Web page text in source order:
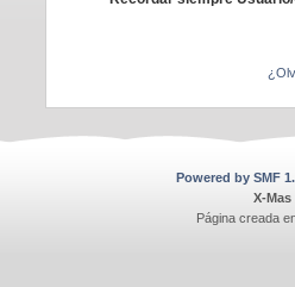
Powered by SMF
X-Mas
Página creada